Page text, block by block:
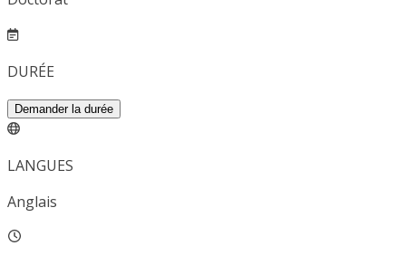
DURÉE
Demander la durée
LANGUES
Anglais